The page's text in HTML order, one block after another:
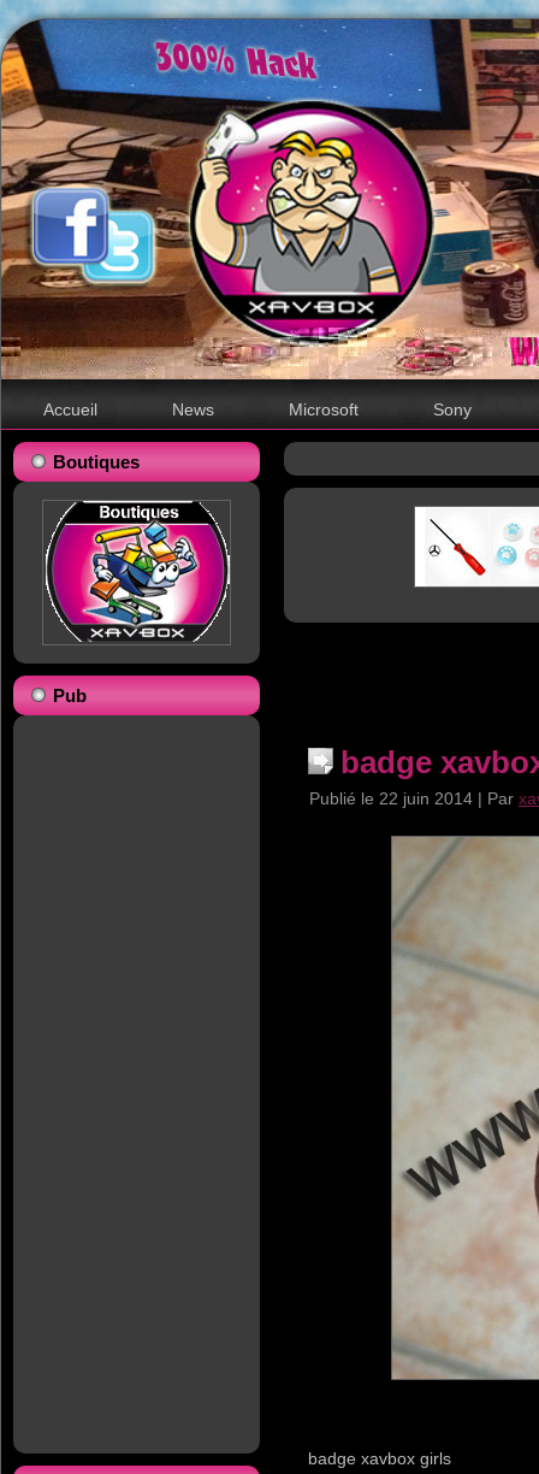
Accueil News Microsoft Sony
Boutiques
Pub
badge
Publié le 22 juin 2014 | Par
badge xavbox girls